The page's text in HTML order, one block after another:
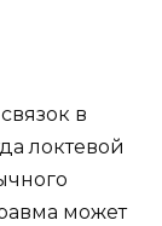
в
локтевой
может